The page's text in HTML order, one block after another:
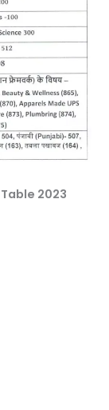
2023